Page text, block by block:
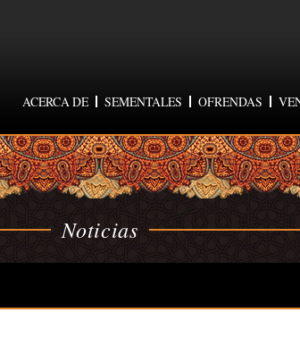
ACERCA DE SEMENTALES OFRENDAS
Noticias